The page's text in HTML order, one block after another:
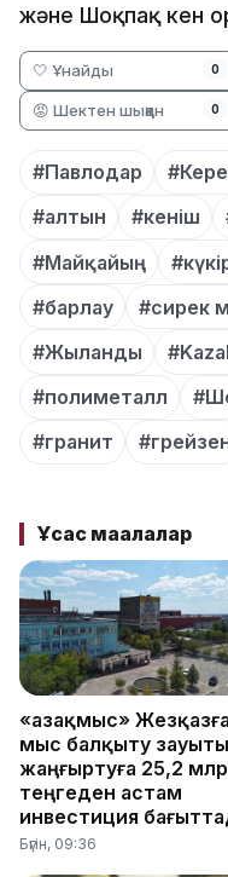
және Шоқпақ кен
🤍 Ұнайды 0
😡 Шектен шыққан 0
#Павлодар
#алтын
#кеніш
#Майқайың
#барлау
#сирек
#Жыланды
#полиметалл
#гранит
Ұқсас мақалалар
«Қазақмыс»
мыс балқыту
жаңғыртуға 25,2
теңгеден астам
инвестиция
Бүгін, 09:36